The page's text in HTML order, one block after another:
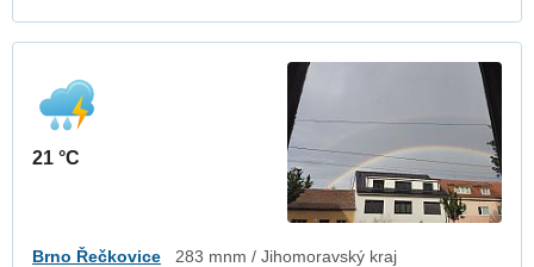
21 °C
Brno Řečkovice 283 mnm / Jihomoravský kraj